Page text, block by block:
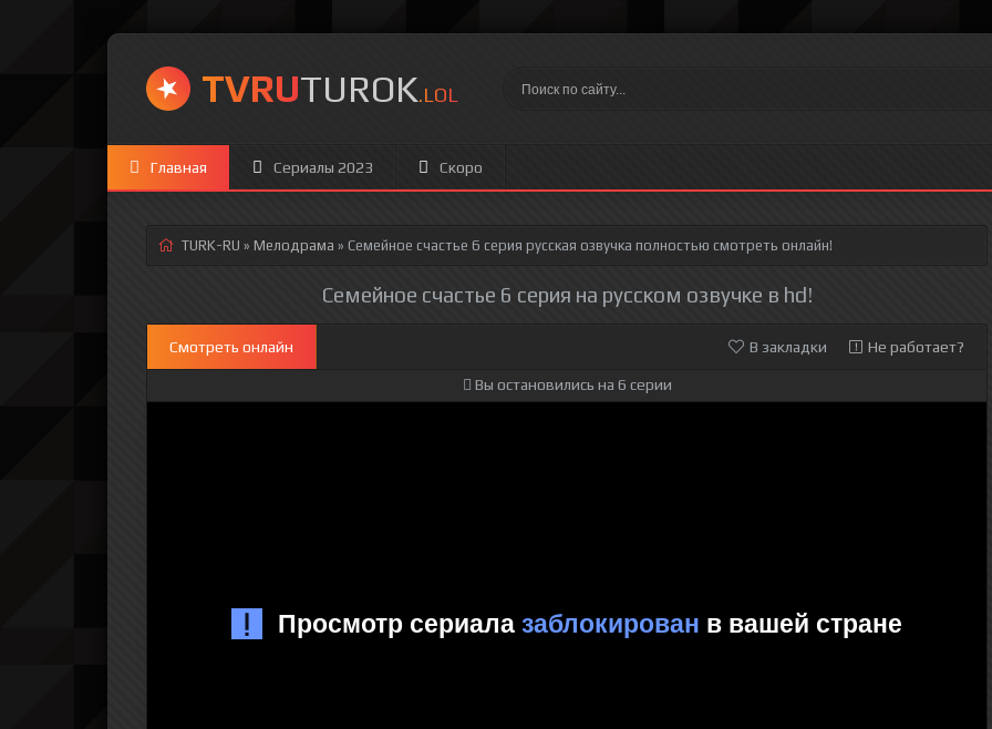
TVRUTUROK.LOL
Главная Сериалы 2023 Скоро
TURK-RU » Мелодрама » Семейное счастье 6 серия русская озвучка полностью смотреть онлайн!
Семейное счастье 6 серия на русском озвучке в hd!
Смотреть онлайн В закладки Не работает?
Вы остановились на 6 серии